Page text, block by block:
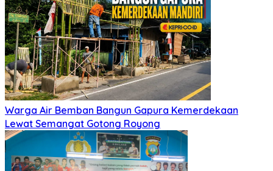
Warga Air Bemban Bangun Gapura Kemerdekaan
Lewat Semangat Gotong Royong